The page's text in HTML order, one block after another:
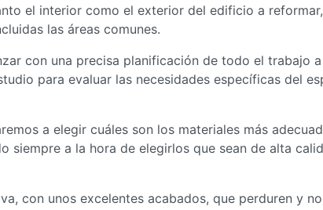
el interior como el exterior del edificio a
las áreas comunes.
con una precisa planificación de todo el trabajo a
para evaluar las necesidades específicas del
a elegir cuáles son los materiales más
siempre a la hora de elegirlos que sean de alta
con unos excelentes acabados, que perduren y